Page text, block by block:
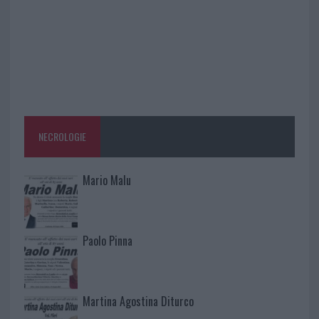
NECROLOGIE
Mario Malu
Paolo Pinna
Martina Agostina Diturco